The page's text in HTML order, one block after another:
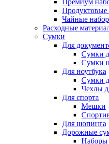
Премиум
Продуктовые
Чайные
Расходные
Сумки
Для
Сумки
Сумки
Для ноутбука
Сумки
Чехлы
Для спорта
Мешки
Для шопинга
Дорожные
Наборы